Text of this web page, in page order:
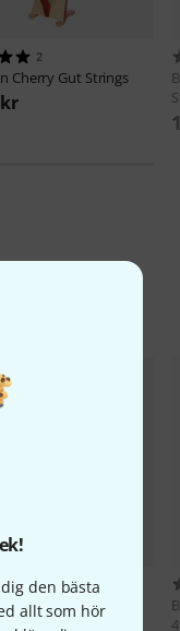
den bästa
allt som hör
2
Cherry Gut Strings
2
Pedal Natural Gut